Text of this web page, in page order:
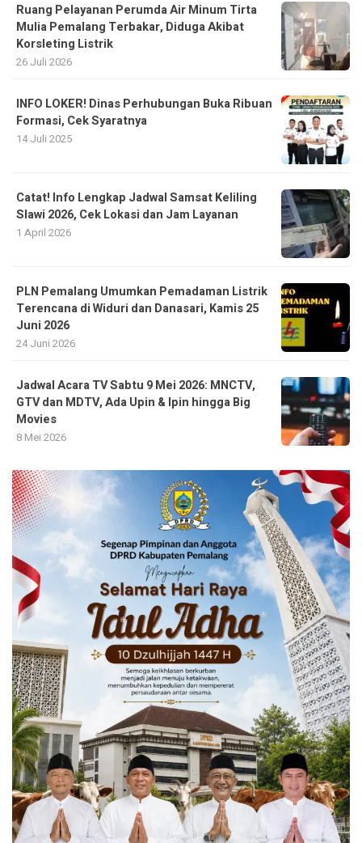
Ruang Pelayanan Perumda Air Minum Tirta
Mulia Pemalang Terbakar, Diduga Akibat
Korsleting Listrik
26 Juli 2026
INFO LOKER! Dinas Perhubungan Buka Ribuan
Formasi, Cek Syaratnya
14 Juli 2025
Catat! Info Lengkap Jadwal Samsat Keliling
Slawi 2026, Cek Lokasi dan Jam Layanan
1 April 2026
PLN Pemalang Umumkan Pemadaman Listrik
Terencana di Widuri dan Danasari, Kamis 25
Juni 2026
24 Juni 2026
Jadwal Acara TV Sabtu 9 Mei 2026: MNCTV,
GTV dan MDTV, Ada Upin & Ipin hingga Big
Movies
8 Mei 2026